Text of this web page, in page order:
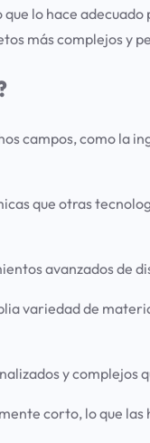
lo hace
más complejos y
campos, como
que otras
avanzados de
variedad de
y complejos
corto, lo que